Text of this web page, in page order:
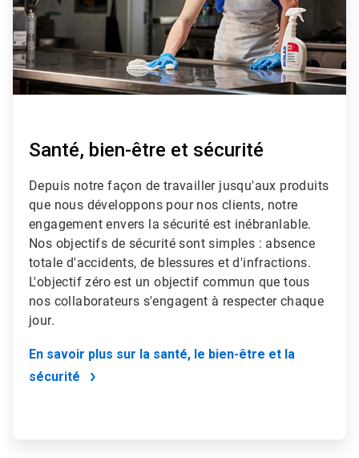
Santé, bien-être et sécurité
Depuis notre façon de travailler jusqu'aux produits
que nous développons pour nos clients, notre
engagement envers la sécurité est inébranlable.
Nos objectifs de sécurité sont simples : absence
totale d'accidents, de blessures et d'infractions.
L'objectif zéro est un objectif commun que tous
nos collaborateurs s'engagent à respecter chaque
jour.
En savoir plus sur la santé, le bien-être et la
sécurité